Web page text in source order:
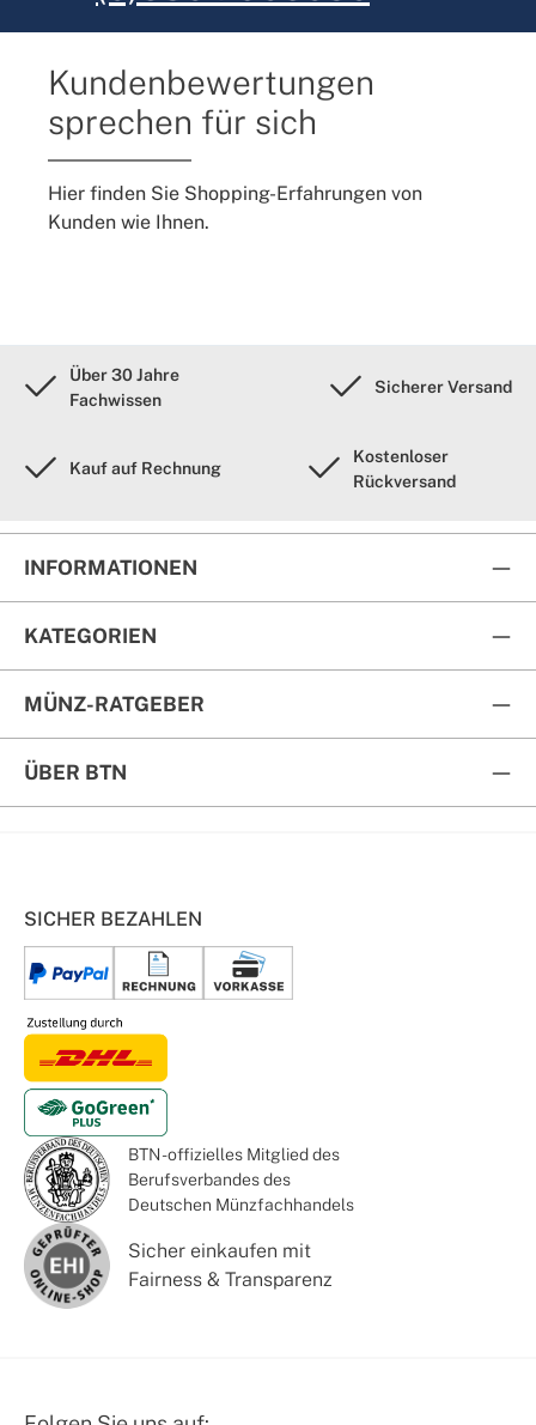
Kundenbewertungen
sprechen für sich
Hier finden Sie Shopping-Erfahrungen von
Kunden wie Ihnen.
Über 30 Jahre
Fachwissen
Sicherer Versand
Kauf auf Rechnung
Kostenloser
Rückversand
INFORMATIONEN
KATEGORIEN
MÜNZ-RATGEBER
ÜBER BTN
SICHER BEZAHLEN
BTN - offizielles Mitglied des
Berufsverbandes des
Deutschen Münzfachhandels
Sicher einkaufen mit
Fairness & Transparenz